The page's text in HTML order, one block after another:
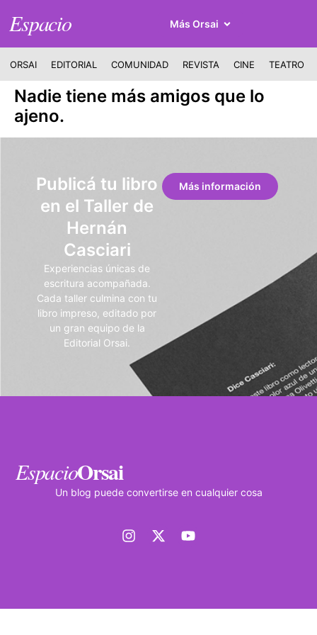
Espacio Más Orsai
ORSAI EDITORIAL COMUNIDAD REVISTA CINE TEATRO
Nadie tiene más amigos que lo
ajeno.
Publicá tu libro
en el Taller de
Hernán
Casciari
Experiencias únicas de
escritura acompañada.
Cada taller culmina con tu
libro impreso, editado por
un gran equipo de la
Editorial Orsai.
Más información
EspacioOrsai
Un blog puede convertirse en cualquier cosa